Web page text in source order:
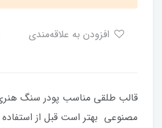
قالب طلقی مناسب پودر سنگ
مصنوعی بهتر است قبل از استفاده